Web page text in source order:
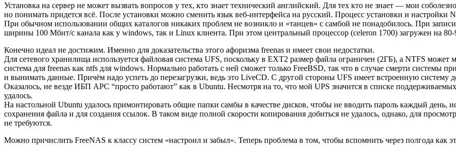
Установка на сервер не может вызвать вопросов у тех, кто знает технический английский. Для тех кто не знает — мои
но понимать придется всё. После установки можно сменить язык веб-интерфейса на русский. Процесс установки и настройки
При обычном использовании общих каталогов никаких проблем не возникло и «танцев» с самбой не понадобилось. При
ширины 100 Мбит/с канала как у windows, так и Linux клиента. При этом центральный процессор (celeron 1700) загружен на 80-
Конечно идеал не достижим. Именно для доказательства этого афоризма freenas и имеет свои недостатки.
Для сетевого хранилища используется файловая система UFS, поскольку в EXT2 размер файла ограничен (2ГБ), а NTFS может
система для freenas как ntfs для windows. Нормально работать с ней сможет только FreeBSD, так что в случае смерти системы
и вынимать данные. Причём надо успеть до перезагрузки, ведь это LiveCD. С другой стороны UFS имеет встроенную систему
Оказалось, не везде ИБП APC “просто работают” как в Ubuntu. Несмотря на то, что мой UPS значится в списке
удалось.
На настольной Ubuntu удалось примонтировать общие папки самбы в качестве дисков, чтобы не вводить пароль каждый день,
сохранения файла и для создания ссылок. В таком виде полной скорости копирования добиться не удалось, однако, для
не требуются.
Можно причислить FreeNAS к классу систем «настроил и забыл». Теперь проблема в том, чтобы вспомнить через полгода как